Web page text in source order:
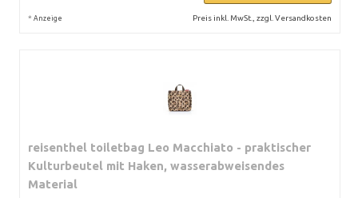
* Anzeige Preis inkl. MwSt., zzgl. Versandkosten
reisenthel toiletbag Leo Macchiato - praktischer
Kulturbeutel mit Haken, wasserabweisendes
Material